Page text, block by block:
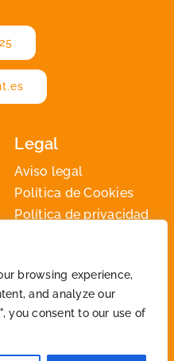
browsing experience,
and analyze our
you consent to our use of
Legal
Aviso legal
Política de Cookies
Política de privacidad